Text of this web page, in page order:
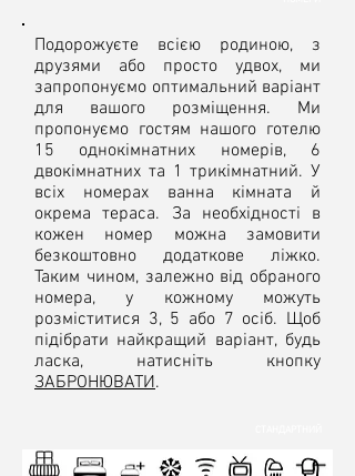
Подорожуєте всією родиною, з
друзями або просто удвох, ми
запропонуємо оптимальний варіант
для вашого розміщення. Ми
пропонуємо гостям нашого готелю
15 однокімнатних номерів, 6
двокімнатних та 1 трикімнатний. У
всіх номерах ванна кімната й
окрема тераса. За необхідності в
кожен номер можна замовити
безкоштовно додаткове ліжко.
Таким чином, залежно від обраного
номера, у кожному можуть
розміститися 3, 5 або 7 осіб. Щоб
підібрати найкращий варіант, будь
ласка, натисніть кнопку
ЗАБРОНЮВАТИ.